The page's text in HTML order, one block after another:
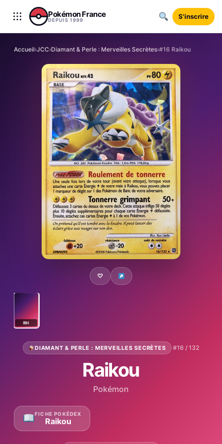
Aller au contenu
Pokémon France
DEPUIS 1999 S'inscrire
Accueil›JCC›Diamant & Perle : Merveilles Secrètes›#16 Raikou
♡
RH
DIAMANT & PERLE : MERVEILLES SECRÈTES ·#16 / 132
Raikou
Pokémon
FICHE POKÉDEX
Raikou